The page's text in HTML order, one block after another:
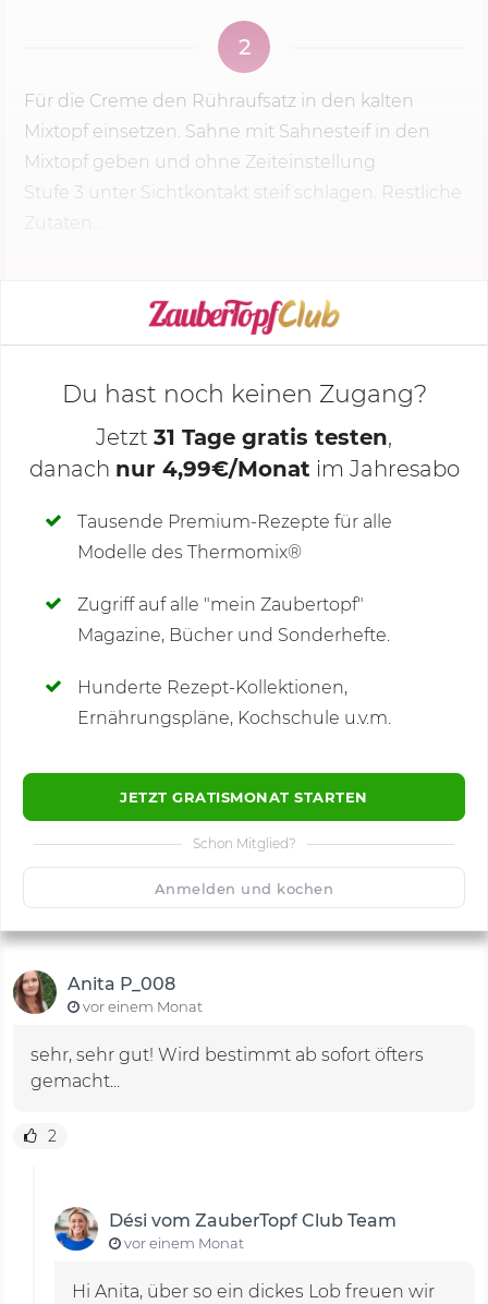
2
Für die Creme den Rühraufsatz in den kalten
Mixtopf einsetzen. Sahne mit Sahnesteif in den
Mixtopf geben und ohne Zeiteinstellung
Stufe 3 unter Sichtkontakt steif schlagen. Restliche
Zutaten...
KOCHMODUS STARTEN
Deine Notizen
Du hast noch keinen Zugang?
Jetzt 31 Tage gratis testen,
danach nur 4,99€/Monat im Jahresabo
Tausende Premium-Rezepte für alle
Modelle des Thermomix®
Zugriff auf alle "mein Zaubertopf"
Magazine, Bücher und Sonderhefte.
Hunderte Rezept-Kollektionen,
Ernährungspläne, Kochschule u.v.m.
JETZT GRATISMONAT STARTEN
Schon Mitglied?
Anmelden und kochen
Kommentare(10)
🙂 Speichern
Anita P_008
vor einem Monat
sehr, sehr gut! Wird bestimmt ab sofort öfters
gemacht...
2
Dési vom ZauberTopf Club Team
vor einem Monat
Hi Anita, über so ein dickes Lob freuen wir